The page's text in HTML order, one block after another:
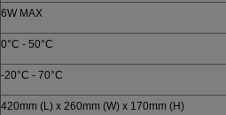
6W MAX
0°C - 50°C
-20°C - 70°C
420mm (L) x 260mm (W) x 170mm (H)